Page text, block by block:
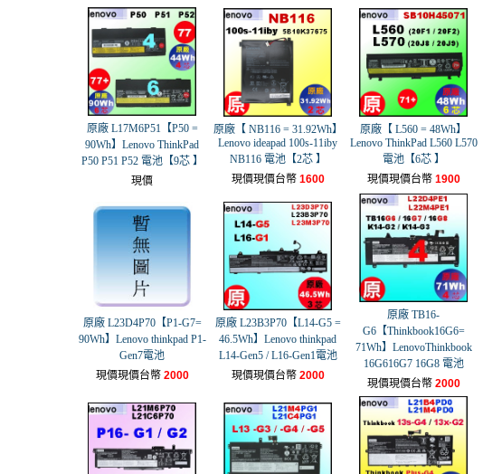
原廠 L17M6P51【P50 =
90Wh】Lenovo ThinkPad
P50 P51 P52 電池【9芯 】
現價
原廠【 NB116 = 31.92Wh】
Lenovo ideapad 100s-11iby
NB116 電池【2芯 】
現價現價台幣 1600
原廠【 L560 = 48Wh】
Lenovo ThinkPad L560 L570
電池【6芯 】
現價現價台幣 1900
原廠 L23D4P70【P1-G7=
90Wh】Lenovo thinkpad P1-
Gen7電池
現價現價台幣 2000
原廠 L23B3P70【L14-G5 =
46.5Wh】Lenovo thinkpad
L14-Gen5 / L16-Gen1電池
現價現價台幣 2000
原廠 TB16-
G6【Thinkbook16G6=
71Wh】LenovoThinkbook
16G616G7 16G8 電池
現價現價台幣 2000